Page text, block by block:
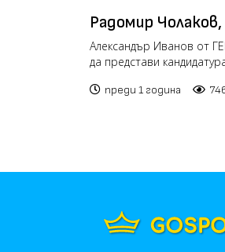
Радомир
Александър Иванов от
да представи
преди 1 година